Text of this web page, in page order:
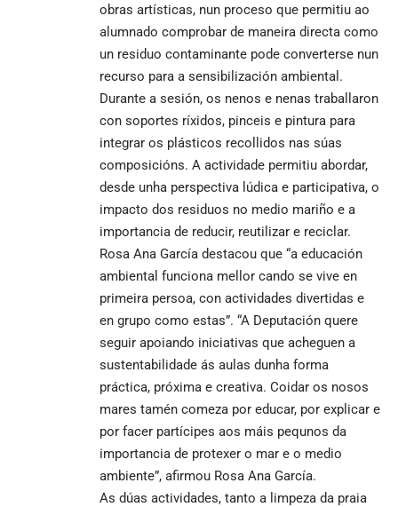
obras artísticas, nun proceso que permitiu ao
alumnado comprobar de maneira directa como
un residuo contaminante pode converterse nun
recurso para a sensibilización ambiental.
Durante a sesión, os nenos e nenas traballaron
con soportes ríxidos, pinceis e pintura para
integrar os plásticos recollidos nas súas
composicións. A actividade permitiu abordar,
desde unha perspectiva lúdica e participativa, o
impacto dos residuos no medio mariño e a
importancia de reducir, reutilizar e reciclar.
Rosa Ana García destacou que “a educación
ambiental funciona mellor cando se vive en
primeira persoa, con actividades divertidas e
en grupo como estas”. “A Deputación quere
seguir apoiando iniciativas que acheguen a
sustentabilidade ás aulas dunha forma
práctica, próxima e creativa. Coidar os nosos
mares tamén comeza por educar, por explicar e
por facer partícipes aos máis pequnos da
importancia de protexer o mar e o medio
ambiente”, afirmou Rosa Ana García.
As dúas actividades, tanto a limpeza da praia